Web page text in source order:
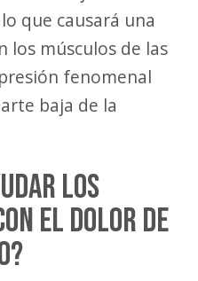
que causará una
los músculos de las
fenomenal
baja de la
LOS
EL DOLOR DE